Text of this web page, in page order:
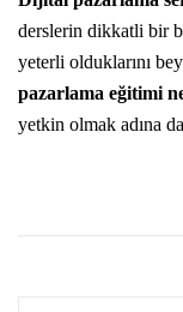
derslerin dikkatli bir
yeterli olduklarını
pazarlama eğitimi
yetkin olmak adına